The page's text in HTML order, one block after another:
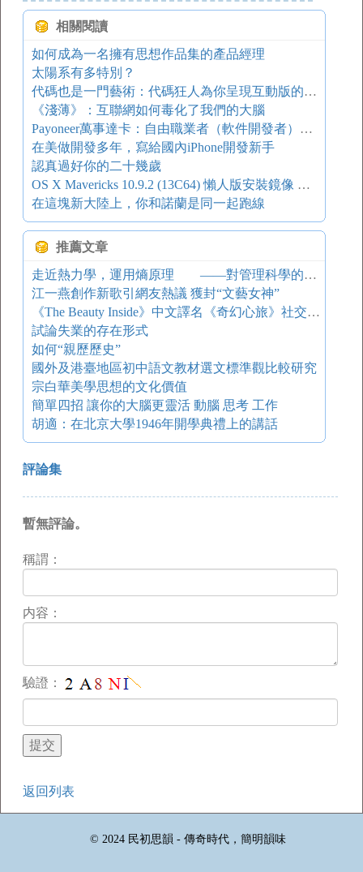
相關閱讀
如何成為一名擁有思想作品集的產品經理
太陽系有多特別？
代碼也是一門藝術：代碼狂人為你呈現互動版的梵高名作《Starry Night》
《淺薄》：互聯網如何毒化了我們的大腦
Payoneer萬事達卡：自由職業者（軟件開發者）和英文站長必備的美國銀行賬戶卡
在美做開發多年，寫給國內iPhone開發新手
認真過好你的二十幾歲
OS X Mavericks 10.9.2 (13C64) 懶人版安裝鏡像 百度網盤分享
在這塊新大陸上，你和諾蘭是同一起跑線
推薦文章
走近熱力學，運用熵原理 ——對管理科學的思考
江一燕創作新歌引網友熱議 獲封“文藝女神”
《The Beauty Inside》中文譯名《奇幻心旅》社交互動劇
試論失業的存在形式
如何“親歷歷史”
國外及港臺地區初中語文教材選文標準觀比較研究
宗白華美學思想的文化價值
簡單四招 讓你的大腦更靈活 動腦 思考 工作
胡適：在北京大學1946年開學典禮上的講話
評論集
暫無評論。
稱謂：
内容：
驗證：
返回列表
© 2024 民初思韻 - 傳奇時代，簡明韻味